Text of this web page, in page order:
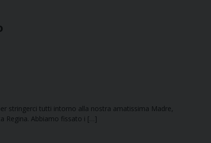
stringerci tutti intorno alla nostra amatissima Madre,
Regina. Abbiamo fissato i […]